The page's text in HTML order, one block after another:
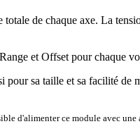
de chaque axe. La
et Offset pour chaque
sa taille et sa facilité
d'alimenter ce module avec